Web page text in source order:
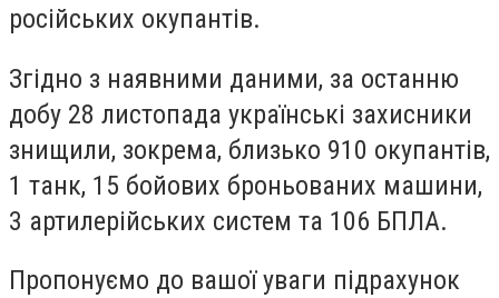
російських окупантів.
Згідно з наявними даними, за останню
добу 28 листопада українські захисники
знищили, зокрема, близько 910 окупантів,
1 танк, 15 бойових броньованих машини,
3 артилерійських систем та 106 БПЛА.
Пропонуємо до вашої уваги підрахунок